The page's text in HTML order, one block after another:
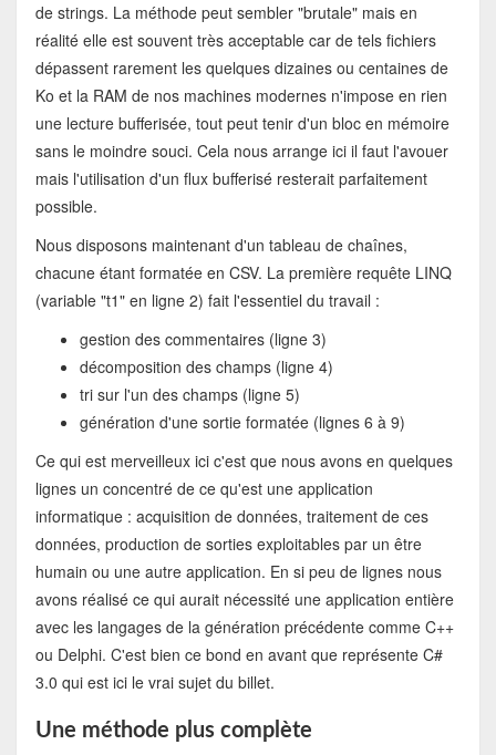
de strings. La méthode peut sembler "brutale" mais en
réalité elle est souvent très acceptable car de tels fichiers
dépassent rarement les quelques dizaines ou centaines de
Ko et la RAM de nos machines modernes n'impose en rien
une lecture bufferisée, tout peut tenir d'un bloc en mémoire
sans le moindre souci. Cela nous arrange ici il faut l'avouer
mais l'utilisation d'un flux bufferisé resterait parfaitement
possible.
Nous disposons maintenant d'un tableau de chaînes,
chacune étant formatée en CSV. La première requête LINQ
(variable "t1" en ligne 2) fait l'essentiel du travail :
gestion des commentaires (ligne 3)
décomposition des champs (ligne 4)
tri sur l'un des champs (ligne 5)
génération d'une sortie formatée (lignes 6 à 9)
Ce qui est merveilleux ici c'est que nous avons en quelques
lignes un concentré de ce qu'est une application
informatique : acquisition de données, traitement de ces
données, production de sorties exploitables par un être
humain ou une autre application. En si peu de lignes nous
avons réalisé ce qui aurait nécessité une application entière
avec les langages de la génération précédente comme C++
ou Delphi. C'est bien ce bond en avant que représente C#
3.0 qui est ici le vrai sujet du billet.
Une méthode plus complète